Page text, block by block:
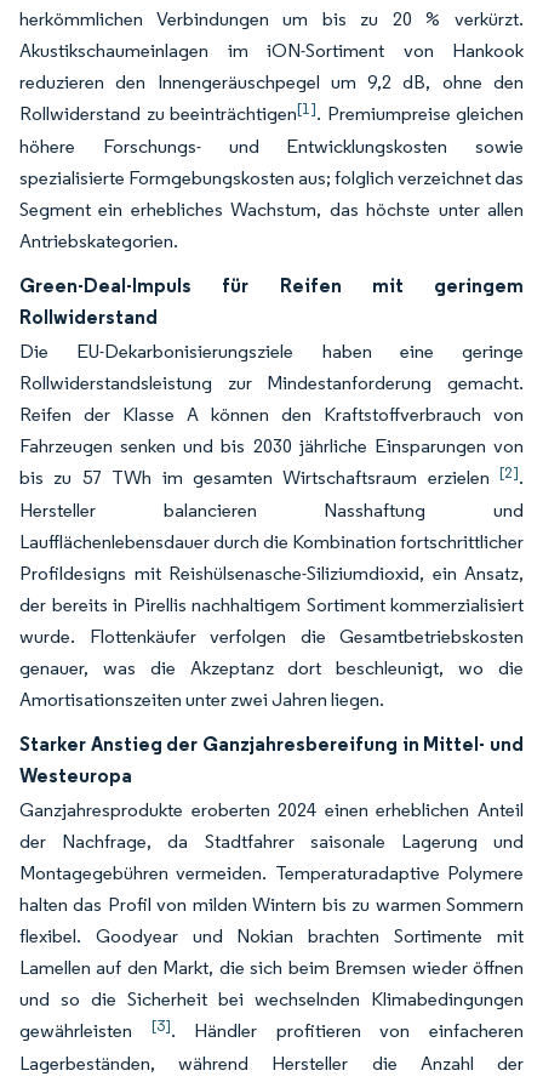
herkömmlichen Verbindungen um bis zu 20 % verkürzt.
Akustikschaumeinlagen im iON-Sortiment von Hankook
reduzieren den Innengeräuschpegel um 9,2 dB, ohne den
Rollwiderstand zu beeinträchtigen[1]. Premiumpreise gleichen
höhere Forschungs- und Entwicklungskosten sowie
spezialisierte Formgebungskosten aus; folglich verzeichnet das
Segment ein erhebliches Wachstum, das höchste unter allen
Antriebskategorien.
Green-Deal-Impuls für Reifen mit geringem
Rollwiderstand
Die EU-Dekarbonisierungsziele haben eine geringe
Rollwiderstandsleistung zur Mindestanforderung gemacht.
Reifen der Klasse A können den Kraftstoffverbrauch von
Fahrzeugen senken und bis 2030 jährliche Einsparungen von
bis zu 57 TWh im gesamten Wirtschaftsraum erzielen [2].
Hersteller balancieren Nasshaftung und
Laufflächenlebensdauer durch die Kombination fortschrittlicher
Profildesigns mit Reishülsenasche-Siliziumdioxid, ein Ansatz,
der bereits in Pirellis nachhaltigem Sortiment kommerzialisiert
wurde. Flottenkäufer verfolgen die Gesamtbetriebskosten
genauer, was die Akzeptanz dort beschleunigt, wo die
Amortisationszeiten unter zwei Jahren liegen.
Starker Anstieg der Ganzjahresbereifung in Mittel- und
Westeuropa
Ganzjahresprodukte eroberten 2024 einen erheblichen Anteil
der Nachfrage, da Stadtfahrer saisonale Lagerung und
Montagegebühren vermeiden. Temperaturadaptive Polymere
halten das Profil von milden Wintern bis zu warmen Sommern
flexibel. Goodyear und Nokian brachten Sortimente mit
Lamellen auf den Markt, die sich beim Bremsen wieder öffnen
und so die Sicherheit bei wechselnden Klimabedingungen
gewährleisten [3]. Händler profitieren von einfacheren
Lagerbeständen, während Hersteller die Anzahl der